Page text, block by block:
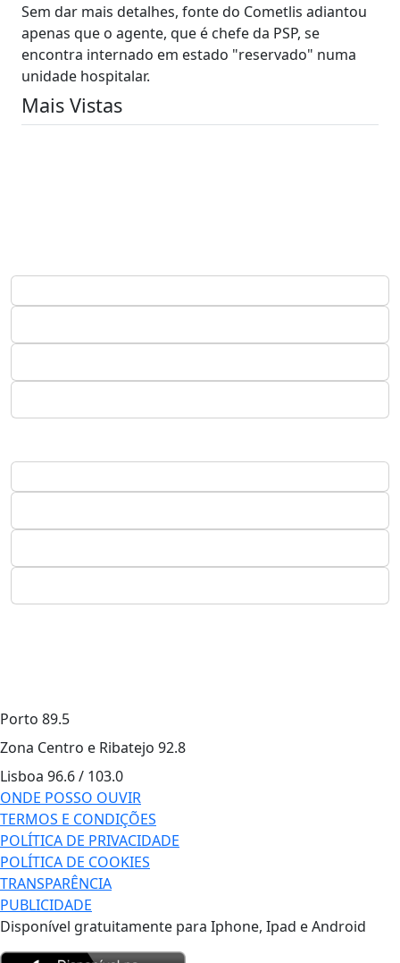
Sem dar mais detalhes, fonte do Cometlis adiantou
apenas que o agente, que é chefe da PSP, se
encontra internado em estado "reservado" numa
unidade hospitalar.
Mais Vistas
Porto 89.5
Zona Centro e Ribatejo 92.8
Lisboa 96.6 / 103.0
ONDE POSSO OUVIR
TERMOS E CONDIÇÕES
POLÍTICA DE PRIVACIDADE
POLÍTICA DE COOKIES
TRANSPARÊNCIA
PUBLICIDADE
Disponível gratuitamente para Iphone, Ipad e Android